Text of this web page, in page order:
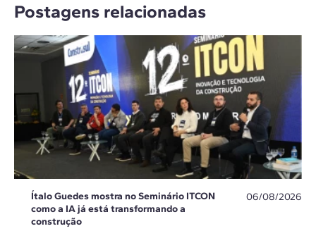
Postagens relacionadas
Ítalo Guedes mostra no Seminário ITCON
como a IA já está transformando a
construção
06/08/2026